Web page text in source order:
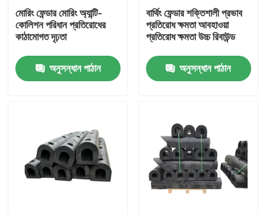
ভিডিও
মোরিং ফেন্ডার মোরিং অ্যান্টি-
কোলিশন পরিধান প্রতিরোধের
কাঠামোগত দৃঢ়তা
অনুসন্ধান পাঠান
বার্থিং ফেন্ডার শক্তিশালী প্রভাব
প্রতিরোধ ক্ষমতা আবহাওয়া
প্রতিরোধ ক্ষমতা উচ্চ রিবাউন্ড
অনুসন্ধান পাঠান